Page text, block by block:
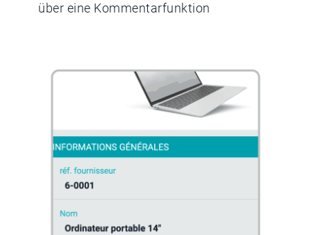
über eine Kommentarfunktion